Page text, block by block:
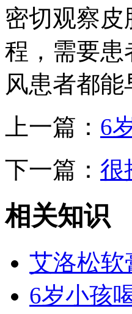
密切观察
程，需要患
风患者都
上一篇： 6
下一篇： 很
相关知识
艾洛松软
6岁小孩